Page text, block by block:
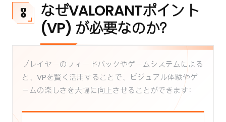
🎖️
なぜVALORANTポイント
(VP) が必要なのか？
プレイヤーのフィードバックやゲームシステムによる
と、VPを賢く活用することで、ビジュアル体験やゲ
ームの楽しさを大幅に向上させることができます：